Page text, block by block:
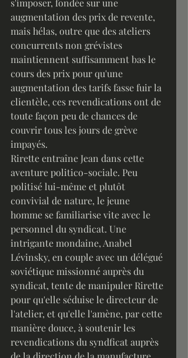
s'imposer, fondée sur une
augmentation des prix de revente,
mais hélas, outre que des ateliers
concurrents non grévistes
maintiennent suffisamment bas le
cours des prix pour qu'une
augmentation des tarifs fasse fuir la
clientèle, ces revendications ont de
toute façon peu de chances de
couvrir tous les jours de grève
impayés.
Rirette entraîne Jean dans cette
aventure politico-sociale. Peu
politisé lui-même et plutôt
convivial de nature, le jeune
homme se familiarise vite avec le
personnel du syndicat. Une
intrigante mondaine, Anabel
Lévinsky, en couple avec un délégué
soviétique missionné auprès du
syndicat, tente de manipuler Rirette
pour qu'elle séduise le directeur de
l'atelier, et qu'elle l'amène, par cette
manière douce, à soutenir les
revendications du syndficat auprès